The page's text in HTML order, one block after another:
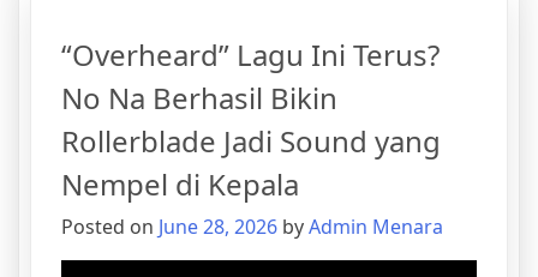
“Overheard” Lagu Ini Terus?
No Na Berhasil Bikin
Rollerblade Jadi Sound yang
Nempel di Kepala
Posted on June 28, 2026 byAdmin Menara